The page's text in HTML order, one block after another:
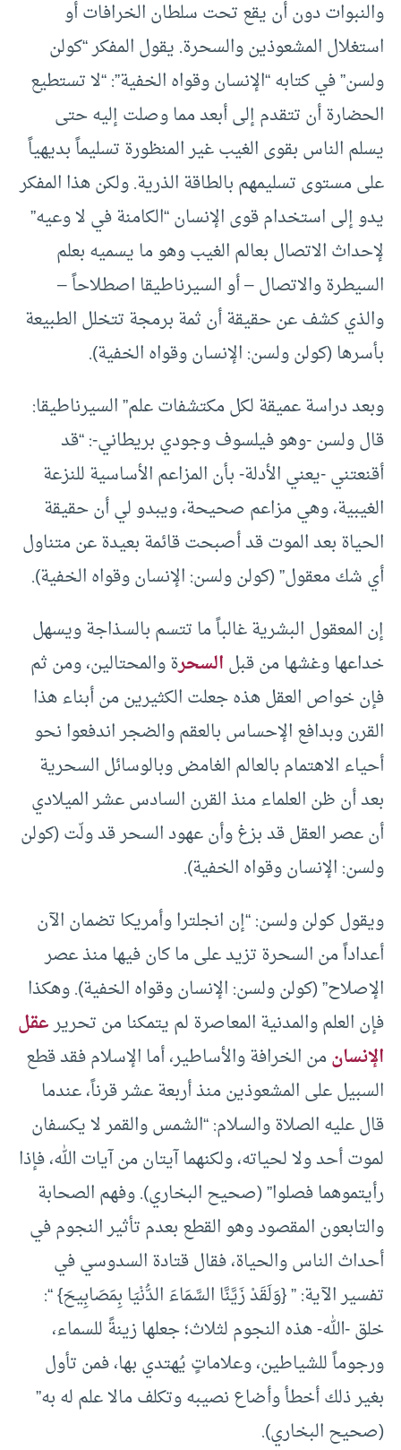
والنبوات دون أن يقع تحت سلطان الخرافات أو
استغلال المشعوذين والسحرة. يقول المفكر “كولن
ولسن” في كتابه “الإنسان وقواه الخفية”: “لا تستطيع
الحضارة أن تتقدم إلى أبعد مما وصلت إليه حتى
يسلم الناس بقوى الغيب غير المنظورة تسليماً بديهياً
على مستوى تسليمهم بالطاقة الذرية. ولكن هذا المفكر
يدو إلى استخدام قوى الإنسان “الكامنة في لا وعيه”
لإحداث الاتصال بعالم الغيب وهو ما يسميه بعلم
السيطرة والاتصال – أو السيرناطيقا اصطلاحاً –
والذي كشف عن حقيقة أن ثمة برمجة تتخلل الطبيعة
بأسرها (كولن ولسن: الإنسان وقواه الخفية).
وبعد دراسة عميقة لكل مكتشفات علم” السيرناطيقا:
قال ولسن -وهو فيلسوف وجودي بريطاني-: “قد
أقنعتني -يعني الأدلة- بأن المزاعم الأساسية للنزعة
الغيبية، وهي مزاعم صحيحة، ويبدو لي أن حقيقة
الحياة بعد الموت قد أصبحت قائمة بعيدة عن متناول
أي شك معقول” (كولن ولسن: الإنسان وقواه الخفية).
إن المعقول البشرية غالباً ما تتسم بالسذاجة ويسهل
خداعها وغشها من قبلالسحرة والمحتالين، ومن ثم
فإن خواص العقل هذه جعلت الكثيرين من أبناء هذا
القرن وبدافع الإحساس بالعقم والضجر اندفعوا نحو
أحياء الاهتمام بالعالم الغامض وبالوسائل السحرية
بعد أن ظن العلماء منذ القرن السادس عشر الميلادي
أن عصر العقل قد بزغ وأن عهود السحر قد ولّت (كولن
ولسن: الإنسان وقواه الخفية).
ويقول كولن ولسن: “إن انجلترا وأمريكا تضمان الآن
أعداداً من السحرة تزيد على ما كان فيها منذ عصر
الإصلاح” (كولن ولسن: الإنسان وقواه الخفية). وهكذا
فإن العلم والمدنية المعاصرة لم يتمكنا من تحريرعقل
الإنسانمن الخرافة والأساطير، أما الإسلام فقد قطع
السبيل على المشعوذين منذ أربعة عشر قرناً، عندما
قال عليه الصلاة والسلام: “الشمس والقمر لا يكسفان
لموت أحد ولا لحياته، ولكنهما آيتان من آيات الله، فإذا
رأيتموهما فصلوا” (صحيح البخاري). وفهم الصحابة
والتابعون المقصود وهو القطع بعدم تأثير النجوم في
أحداث الناس والحياة، فقال قتادة السدوسي في
تفسير الآية: ” {وَلَقَدْ زَيَّنَّا السَّمَاءَ الدُّنْيَا بِمَصَابِيحَ} “:
خلق -الله- هذه النجوم لثلاث؛ جعلها زينةً للسماء،
ورجوماً للشياطين، وعلاماتٍ يُهتدي بها، فمن تأول
بغير ذلك أخطأ وأضاع نصيبه وتكلف مالا علم له به”
(صحيح البخاري).